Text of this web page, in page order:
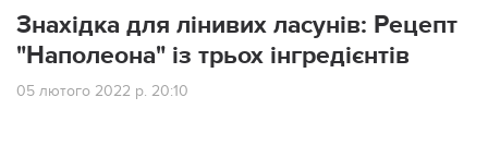
Знахідка для лінивих ласунів: Рецепт
"Наполеона" із трьох інгредієнтів
05 лютого 2022 р. 20:10